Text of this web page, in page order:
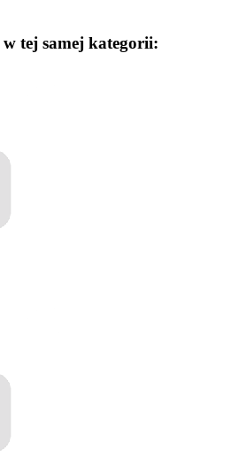
tej samej kategorii: